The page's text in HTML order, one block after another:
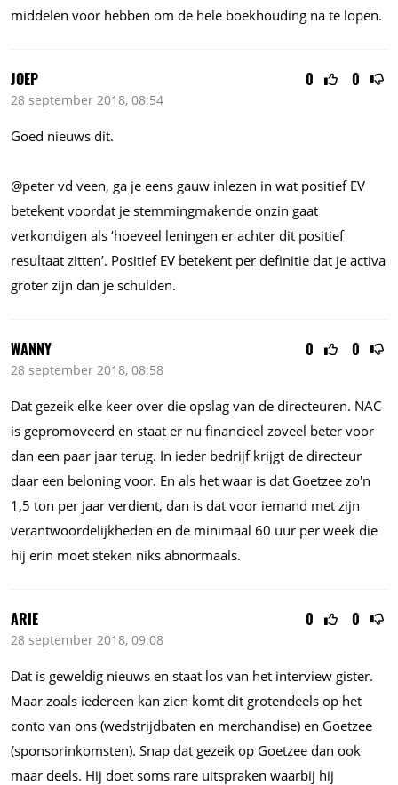
middelen voor hebben om de hele boekhouding na te lopen.
0 0
JOEP
28 september 2018, 08:54
Goed nieuws dit.
@peter vd veen, ga je eens gauw inlezen in wat positief EV
betekent voordat je stemmingmakende onzin gaat
verkondigen als ‘hoeveel leningen er achter dit positief
resultaat zitten’. Positief EV betekent per definitie dat je activa
groter zijn dan je schulden.
0 0
WANNY
28 september 2018, 08:58
Dat gezeik elke keer over die opslag van de directeuren. NAC
is gepromoveerd en staat er nu financieel zoveel beter voor
dan een paar jaar terug. In ieder bedrijf krijgt de directeur
daar een beloning voor. En als het waar is dat Goetzee zo'n
1,5 ton per jaar verdient, dan is dat voor iemand met zijn
verantwoordelijkheden en de minimaal 60 uur per week die
hij erin moet steken niks abnormaals.
0 0
ARIE
28 september 2018, 09:08
Dat is geweldig nieuws en staat los van het interview gister.
Maar zoals iedereen kan zien komt dit grotendeels op het
conto van ons (wedstrijdbaten en merchandise) en Goetzee
(sponsorinkomsten). Snap dat gezeik op Goetzee dan ook
maar deels. Hij doet soms rare uitspraken waarbij hij